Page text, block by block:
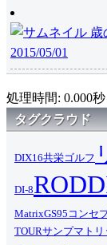
歳
2015/05/01
処理時間: 0.000秒
タグクラウド
DIX16共栄ゴルフ
DI-8
MatrixGS95 コンセ
TOURサンプマトリ